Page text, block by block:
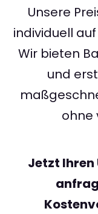
Unsere
individuell
Wir bieten
und
ohne
Jetzt Ihren